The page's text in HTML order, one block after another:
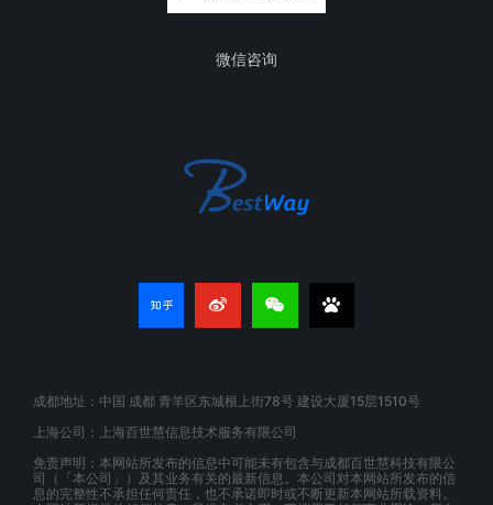
微信咨询
成都地址：中国 成都 青羊区东城根上街78号 建设大厦15层1510号
上海公司：上海百世慧信息技术服务有限公司
免责声明：本网站所发布的信息中可能未有包含与成都百世慧科技有限公
司（「本公司」）及其业务有关的最新信息。本公司对本网站所发布的信
息的完整性不承担任何责任，也不承诺即时或不断更新本网站所载资料。